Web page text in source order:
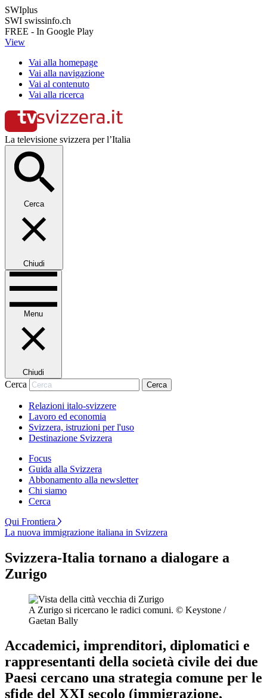
SWIplus
SWI swissinfo.ch
FREE - In Google Play
View
Vai alla homepage
Vai alla navigazione
Vai al contenuto
Vai alla ricerca
La televisione svizzera per l’Italia
Cerca
Chiudi
Menu
Chiudi
Cerca Cerca
Relazioni italo-svizzere
Lavoro ed economia
Svizzera, istruzioni per l'uso
Destinazione Svizzera
Focus
Guida alla Svizzera
Abbonamento alla newsletter
Chi siamo
Cerca
Qui Frontiera
La nuova immigrazione italiana in Svizzera
Svizzera-Italia tornano a dialogare a
Zurigo
A Zurigo si ricercano le radici comuni. © Keystone /
Gaetan Bally
Accademici, imprenditori, diplomatici e
rappresentanti della società civile dei due
Paesi cercano una strategia comune per le
sfide del XXI secolo (immigrazione,